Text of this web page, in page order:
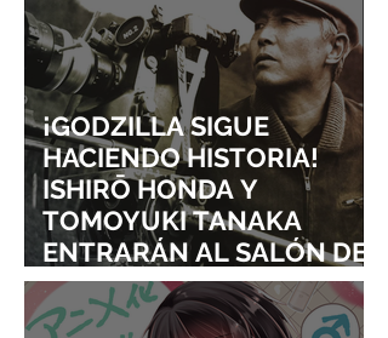
¡GODZILLA SIGUE
HACIENDO HISTORIA!
ISHIRŌ HONDA Y
TOMOYUKI TANAKA
ENTRARÁN AL SALÓN DE
LA FAMA DE LOS EFECTOS
VISUALES